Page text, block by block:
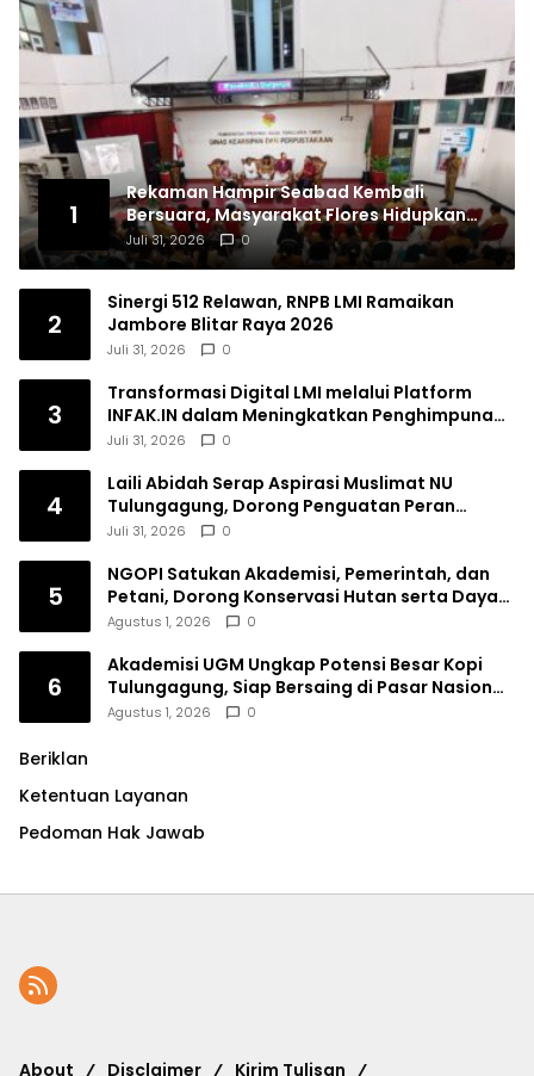
1
Rekaman Hampir Seabad Kembali
Bersuara, Masyarakat Flores Hidupkan
Lagi Ingatan Leluhur
Juli 31, 2026 0
2
Sinergi 512 Relawan, RNPB LMI Ramaikan
Jambore Blitar Raya 2026
Juli 31, 2026 0
3
Transformasi Digital LMI melalui Platform
INFAK.IN dalam Meningkatkan Penghimpunan
Dana Filantropi Islam
Juli 31, 2026 0
4
Laili Abidah Serap Aspirasi Muslimat NU
Tulungagung, Dorong Penguatan Peran
Perempuan
Juli 31, 2026 0
5
NGOPI Satukan Akademisi, Pemerintah, dan
Petani, Dorong Konservasi Hutan serta Daya
Saing Kopi Tulungagung
Agustus 1, 2026 0
6
Akademisi UGM Ungkap Potensi Besar Kopi
Tulungagung, Siap Bersaing di Pasar Nasional
hingga Dunia
Agustus 1, 2026 0
Beriklan
Ketentuan Layanan
Pedoman Hak Jawab
About Disclaimer Kirim Tulisan